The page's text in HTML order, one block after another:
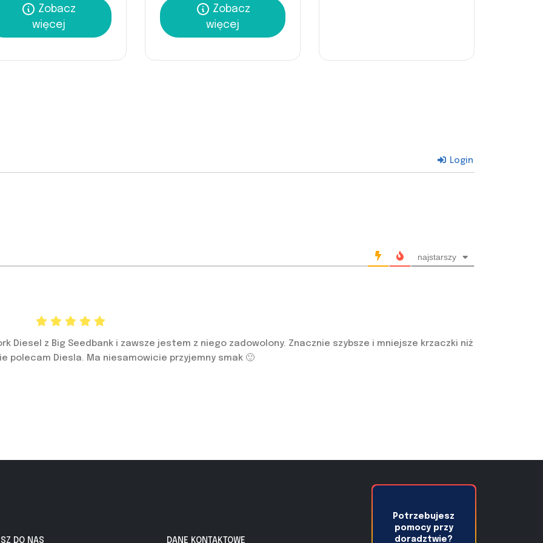
Zobacz
więcej
Zobacz
więcej
Login
najstarszy
Diesel z Big Seedbank i zawsze jestem z niego zadowolony. Znacznie szybsze i mniejsze krzaczki niż
polecam Diesla. Ma niesamowicie przyjemny smak 🙂
DO NAS DANE KONTAKTOWE
Potrzebujesz
pomocy przy
doradztwie?